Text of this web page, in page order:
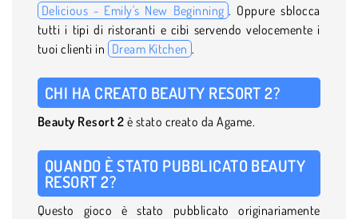
Delicious - Emily's New Beginning . Oppure sblocca
tutti i tipi di ristoranti e cibi servendo velocemente i
tuoi clienti in Dream Kitchen .
CHI HA CREATO BEAUTY RESORT 2?
Beauty Resort 2 è stato creato da Agame.
QUANDO È STATO PUBBLICATO BEAUTY
RESORT 2?
Questo gioco è stato pubblicato originariamente